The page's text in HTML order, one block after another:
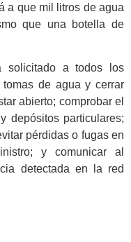
a que mil litros de agua
que una botella de
solicitado a todos los
de agua y cerrar
abierto; comprobar el
depósitos particulares;
pérdidas o fugas en
y comunicar al
detectada en la red